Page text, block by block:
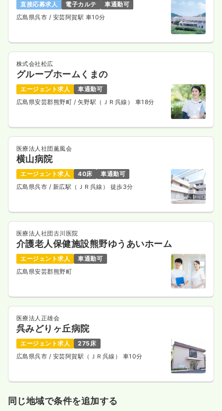
直接応募求人 電子カルテ
車通勤可
広島県呉市 / 安芸阿賀駅 車10分
株式会社松広
グループホームくまの
エージェント求人
車通勤可
広島県安芸郡熊野町 / 矢野駅（ＪＲ呉線） 車18分
医療法人社団薫風会
横山病院
エージェント求人 40床
車通勤可
広島県呉市 / 新広駅（ＪＲ呉線） 徒歩3分
医療法人社団古川医院
介護老人保健施設熊野ゆうあいホーム
エージェント求人
車通勤可
広島県安芸郡熊野町
医療法人正雄会
呉みどりヶ丘病院
エージェント求人
275床
広島県呉市 / 安芸阿賀駅（ＪＲ呉線） 車10分
同じ地域で条件を追加する